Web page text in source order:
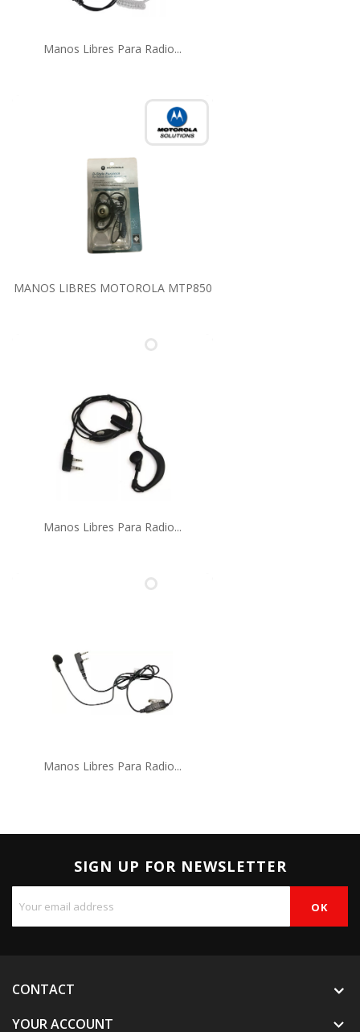
Manos Libres Para Radio...
MANOS LIBRES MOTOROLA MTP850
Manos Libres Para Radio...
Manos Libres Para Radio...
SIGN UP FOR NEWSLETTER
CONTACT
YOUR ACCOUNT
